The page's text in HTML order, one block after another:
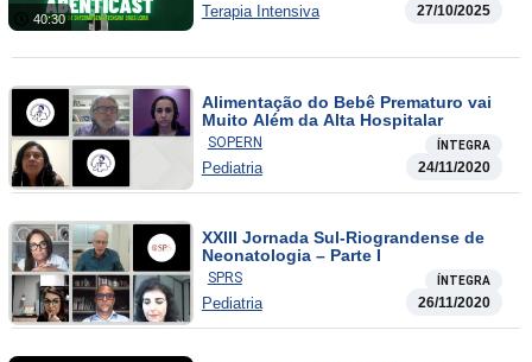
40:30 Terapia Intensiva 27/10/2025
Alimentação do Bebê Prematuro vai
Muito Além da Alta Hospitalar
SOPERN ÍNTEGRA
Pediatria 24/11/2020
XXIII Jornada Sul-Riograndense de
Neonatologia – Parte I
SPRS ÍNTEGRA
Pediatria 26/11/2020